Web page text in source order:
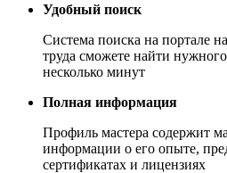
Удобный поиск
Система поиска на портале
труда сможете найти нужного
несколько минут
Полная информация
Профиль мастера содержит
информации о его опыте,
сертификатах и лицензиях